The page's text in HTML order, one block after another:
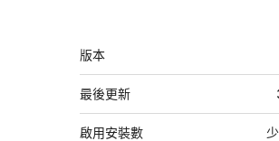
中
繼
資
料
版本
最後更新
啟用安裝數